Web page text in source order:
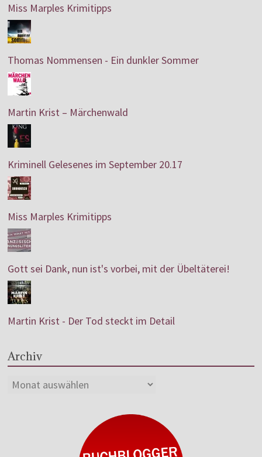
Miss Marples Krimitipps
Thomas Nommensen - Ein dunkler Sommer
Martin Krist – Märchenwald
Kriminell Gelesenes im September 20.17
Miss Marples Krimitipps
Gott sei Dank, nun ist's vorbei, mit der Übeltäterei!
Martin Krist - Der Tod steckt im Detail
Archiv